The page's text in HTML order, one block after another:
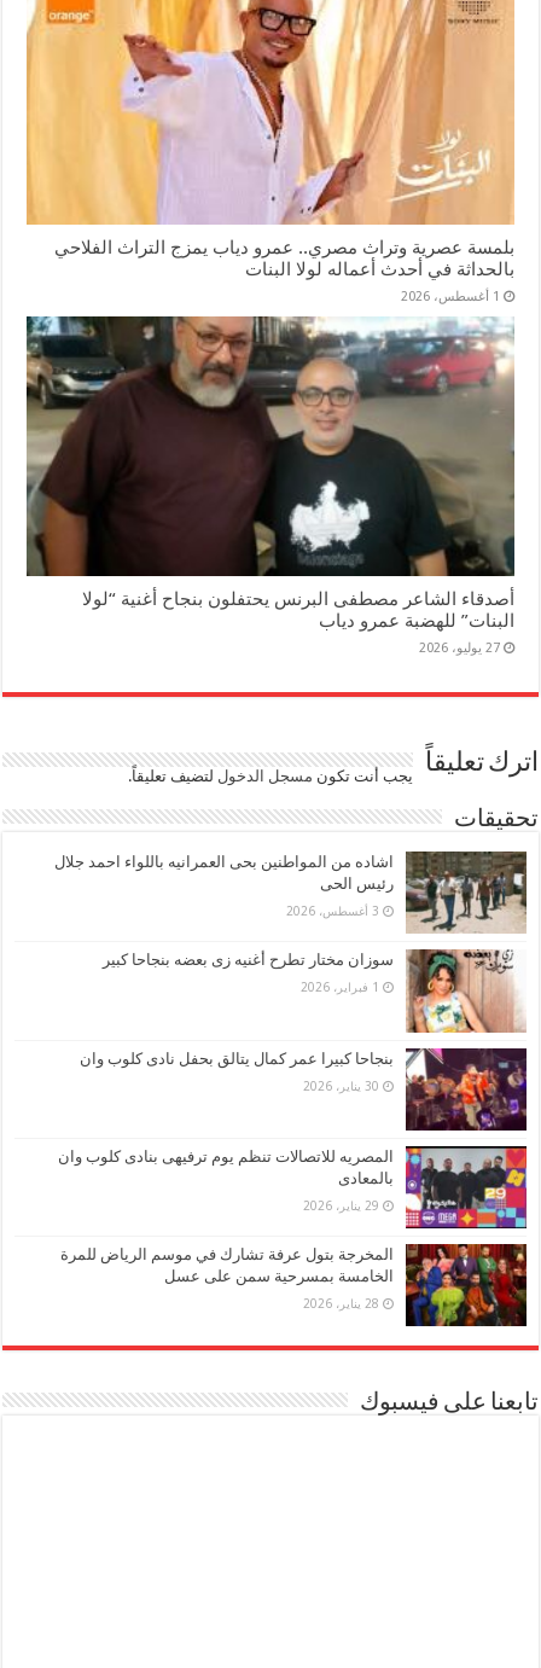
بلمسة عصرية وتراث مصري.. عمرو دياب يمزج التراث الفلاحي
بالحداثة في أحدث أعماله لولا البنات
1 أغسطس، 2026
أصدقاء الشاعر مصطفى البرنس يحتفلون بنجاح أغنية “لولا
البنات” للهضبة عمرو دياب
27 يوليو، 2026
اترك تعليقاً يجب أنت تكون مسجل الدخول لتضيف تعليقاً.
تحقيقات
اشاده من المواطنين بحى العمرانيه باللواء احمد جلال
رئيس الحى
3 أغسطس، 2026
سوزان مختار تطرح أغنيه زى بعضه بنجاحا كبير
1 فبراير، 2026
بنجاحا كبيرا عمر كمال يتالق بحفل نادى كلوب وان
30 يناير، 2026
المصريه للاتصالات تنظم يوم ترفيهى بنادى كلوب وان
بالمعادى
29 يناير، 2026
المخرجة بتول عرفة تشارك في موسم الرياض للمرة
الخامسة بمسرحية سمن على عسل
28 يناير، 2026
تابعنا على فيسبوك